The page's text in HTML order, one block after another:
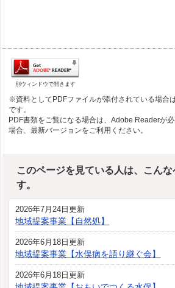
別ウィンドウで開きます
※資料としてPDFファイルが添付されている場合
です。
PDF書類をご覧になる場合は、Adobe Readerが
場合、最新バージョンをご利用ください。
このページを見ている人は、こん
す。
2026年7月24日更新
地域提案事業【自然処】
2026年6月18日更新
地域提案事業【水俣病を語り継ぐ会】
2026年6月18日更新